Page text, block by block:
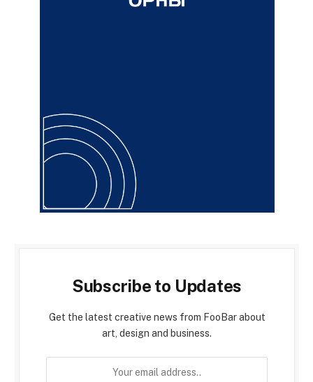
Subscribe to Updates
Get the latest creative news from FooBar about
art, design and business.